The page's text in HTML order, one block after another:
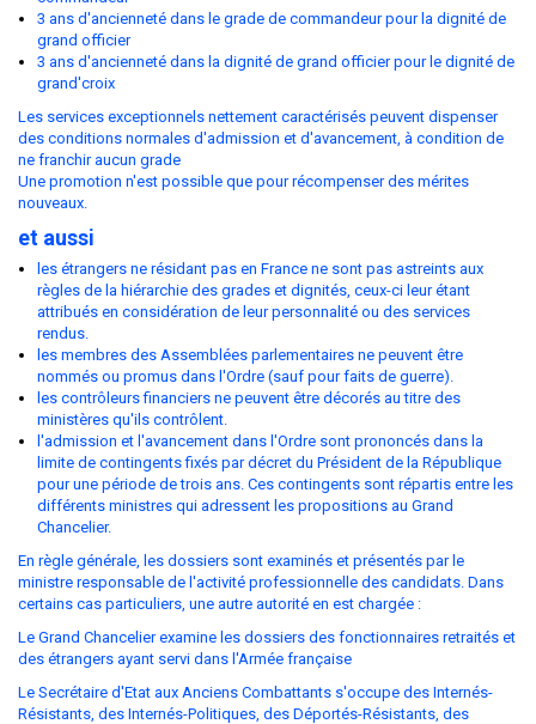
3 ans d'ancienneté dans le grade de commandeur pour la dignité de
grand officier
3 ans d'ancienneté dans la dignité de grand officier pour le dignité de
grand'croix
Les services exceptionnels nettement caractérisés peuvent dispenser
des conditions normales d'admission et d'avancement, à condition de
ne franchir aucun grade
Une promotion n'est possible que pour récompenser des mérites
nouveaux.
et aussi
les étrangers ne résidant pas en France ne sont pas astreints aux
règles de la hiérarchie des grades et dignités, ceux-ci leur étant
attribués en considération de leur personnalité ou des services
rendus.
les membres des Assemblées parlementaires ne peuvent être
nommés ou promus dans l'Ordre (sauf pour faits de guerre).
les contrôleurs financiers ne peuvent être décorés au titre des
ministères qu'ils contrôlent.
l'admission et l'avancement dans l'Ordre sont prononcés dans la
limite de contingents fixés par décret du Président de la République
pour une période de trois ans. Ces contingents sont répartis entre les
différents ministres qui adressent les propositions au Grand
Chancelier.
En règle générale, les dossiers sont examinés et présentés par le
ministre responsable de l'activité professionnelle des candidats. Dans
certains cas particuliers, une autre autorité en est chargée :
Le Grand Chancelier examine les dossiers des fonctionnaires retraités et
des étrangers ayant servi dans l'Armée française
Le Secrétaire d'Etat aux Anciens Combattants s'occupe des Internés-
Résistants, des Internés-Politiques, des Déportés-Résistants, des